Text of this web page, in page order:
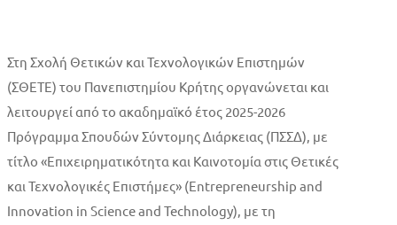
Στη Σχολή Θετικών και Τεχνολογικών Επιστημών
(ΣΘΕΤΕ) του Πανεπιστημίου Κρήτης οργανώνεται και
λειτουργεί από το ακαδημαϊκό έτος 2025-2026
Πρόγραμμα Σπουδών Σύντομης Διάρκειας (ΠΣΣΔ), με
τίτλο «Επιχειρηματικότητα και Καινοτομία στις Θετικές
και Τεχνολογικές Επιστήμες» (Entrepreneurship and
Innovation in Science and Technology), με τη